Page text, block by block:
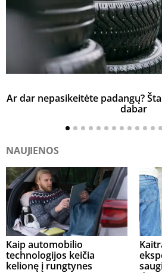
Ar dar nepasikeitėte padangų?
dabar
NAUJIENOS
Kaip automobilio
technologijos keičia
kelionę į rungtynes